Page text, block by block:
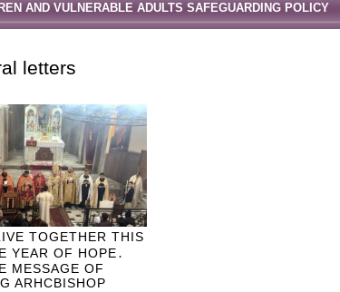
AND VULNERABLE ADULTS SAFEGUARDING POLICY
letters
TOGETHER THIS
YEAR OF HOPE․
MESSAGE OF
ARHCBISHOP